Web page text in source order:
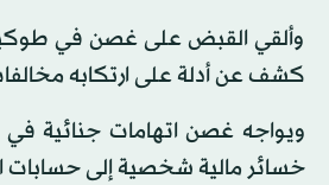
وألقي القبض على غصن في طوكيو
كشف عن أدلة على ارتكابه
خسائر مالية شخصية إلى حسابات